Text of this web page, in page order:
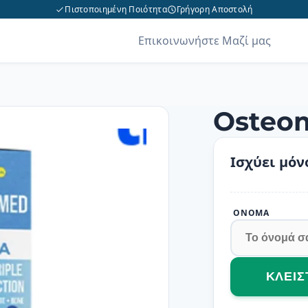
Πιστοποιημένη Ποιότητα Γρήγορη Αποστολή
Επικοινωνήστε Μαζί μας
Ισχύει
ΌΝΟΜΑ